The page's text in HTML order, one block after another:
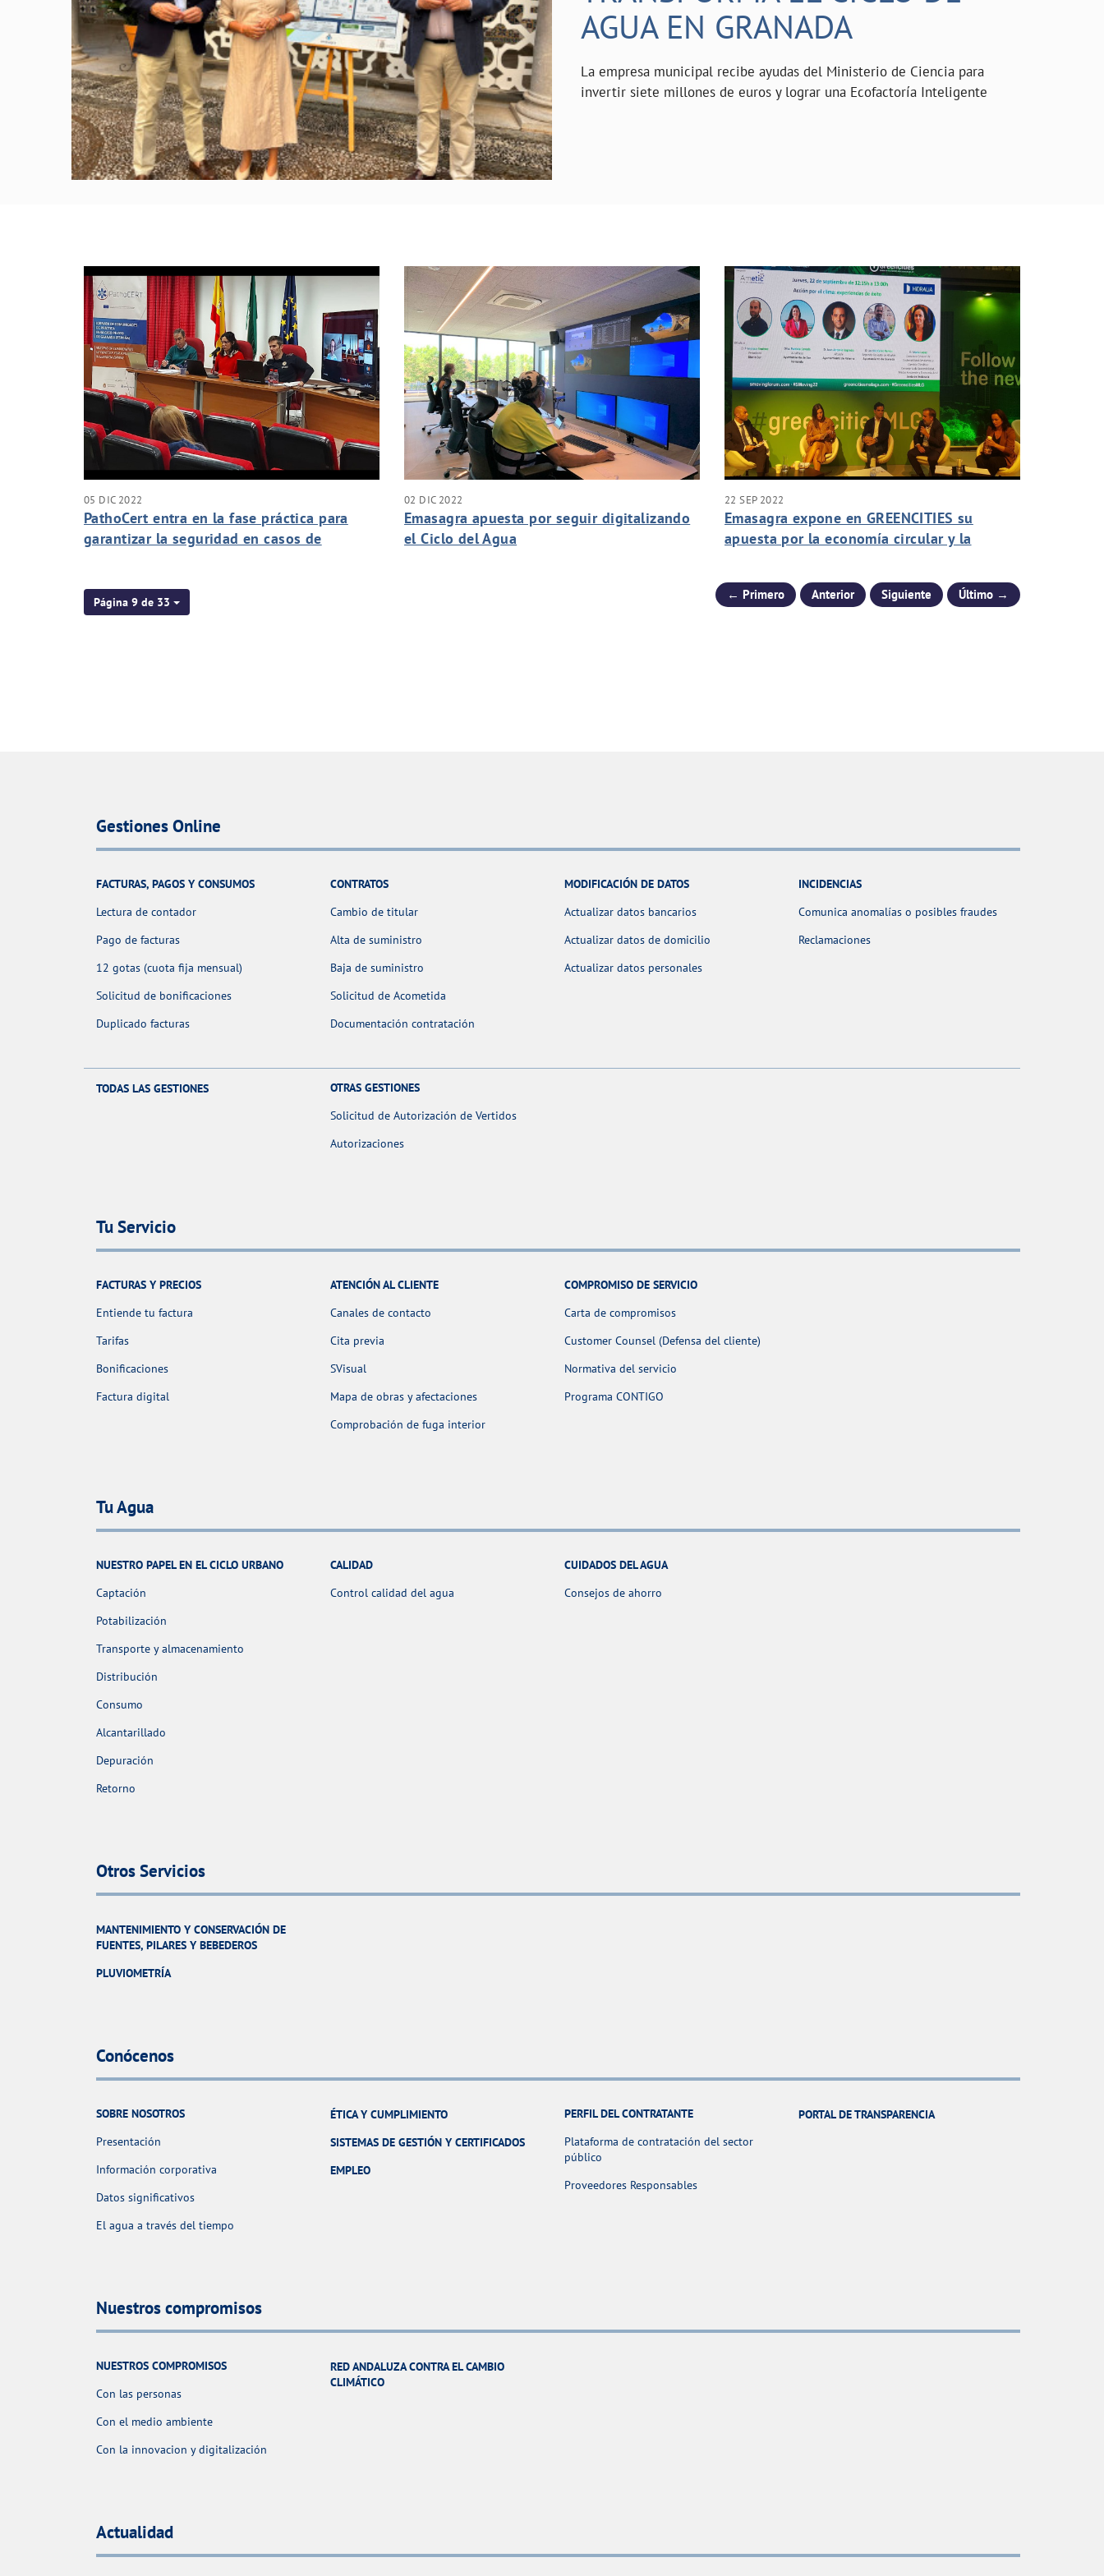
AGUA EN GRANADA
La empresa municipal recibe ayudas del Ministerio de Ciencia para
invertir siete millones de euros y lograr una Ecofactoría Inteligente
05 DIC 2022
PathoCert entra en la fase práctica para
garantizar la seguridad en casos de
02 DIC 2022
Emasagra apuesta por seguir digitalizando
el Ciclo del Agua
22 SEP 2022
Emasagra expone en GREENCITIES su
apuesta por la economía circular y la
Página 9 de 33
← Primero Anterior Siguiente Último →
Gestiones Online
FACTURAS, PAGOS Y CONSUMOS
Lectura de contador
Pago de facturas
12 gotas (cuota fija mensual)
Solicitud de bonificaciones
Duplicado facturas
CONTRATOS
Cambio de titular
Alta de suministro
Baja de suministro
Solicitud de Acometida
Documentación contratación
MODIFICACIÓN DE DATOS
Actualizar datos bancarios
Actualizar datos de domicilio
Actualizar datos personales
INCIDENCIAS
Comunica anomalías o posibles fraudes
Reclamaciones
TODAS LAS GESTIONES
OTRAS GESTIONES
Solicitud de Autorización de Vertidos
Autorizaciones
Tu Servicio
FACTURAS Y PRECIOS
Entiende tu factura
Tarifas
Bonificaciones
Factura digital
ATENCIÓN AL CLIENTE
Canales de contacto
Cita previa
SVisual
Mapa de obras y afectaciones
Comprobación de fuga interior
COMPROMISO DE SERVICIO
Carta de compromisos
Customer Counsel (Defensa del cliente)
Normativa del servicio
Programa CONTIGO
Tu Agua
NUESTRO PAPEL EN EL CICLO URBANO
Captación
Potabilización
Transporte y almacenamiento
Distribución
Consumo
Alcantarillado
Depuración
Retorno
CALIDAD
Control calidad del agua
CUIDADOS DEL AGUA
Consejos de ahorro
Otros Servicios
MANTENIMIENTO Y CONSERVACIÓN DE
FUENTES, PILARES Y BEBEDEROS
PLUVIOMETRÍA
Conócenos
SOBRE NOSOTROS
Presentación
Información corporativa
Datos significativos
El agua a través del tiempo
ÉTICA Y CUMPLIMIENTO
SISTEMAS DE GESTIÓN Y CERTIFICADOS
EMPLEO
PERFIL DEL CONTRATANTE
Plataforma de contratación del sector
público
Proveedores Responsables
PORTAL DE TRANSPARENCIA
Nuestros compromisos
NUESTROS COMPROMISOS
Con las personas
Con el medio ambiente
Con la innovacion y digitalización
RED ANDALUZA CONTRA EL CAMBIO
CLIMÁTICO
Actualidad